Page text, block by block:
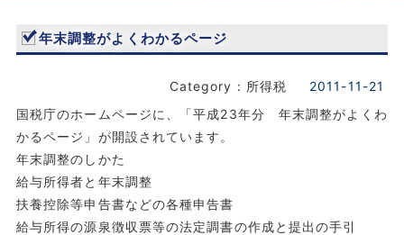
年末調整がよくわかるページ
Category：所得税
2011-11-21
国税庁のホームページに、「平成23年分 年末調整がよくわ
かるページ」が開設されています。
年末調整のしかた
給与所得者と年末調整
扶養控除等申告書などの各種申告書
給与所得の源泉徴収票等の法定調書の作成と提出の手引